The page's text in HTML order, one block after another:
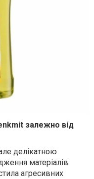
залежно від
делікатною
матеріалів.
агресивних